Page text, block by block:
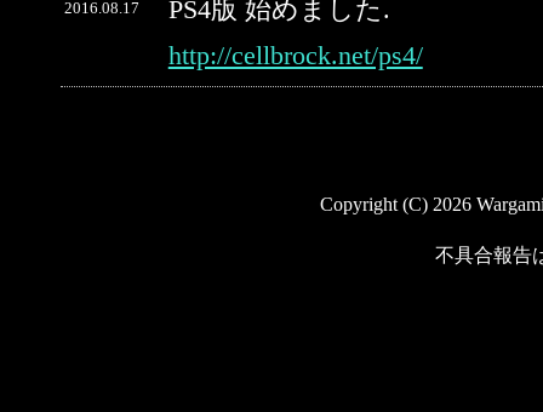
2016.08.17
PS4版 始めました.
http://cellbrock.net/ps4/
Copyright (C) 2026
不具合報告